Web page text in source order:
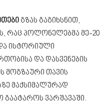
გზას გაგიხსნით,
რაც პოლონელებმა მე-20
ისტორიული
და დასვენების
მოგზაური თავის
მაქსიმალურად
ვარშავაში.